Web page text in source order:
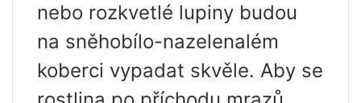
nebo rozkvetlé lupiny budou
na sněhobílo-nazelenalém
koberci vypadat skvěle. Aby se